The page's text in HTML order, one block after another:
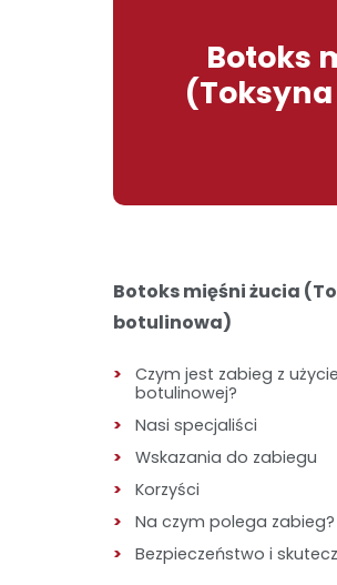
Botoks
Botoks mięśni żucia
botulinowa)
Czym jest zabieg z
botulinowej?
Nasi specjaliści
Wskazania do zabiegu
Korzyści
Na czym polega zabieg?
Bezpieczeństwo i